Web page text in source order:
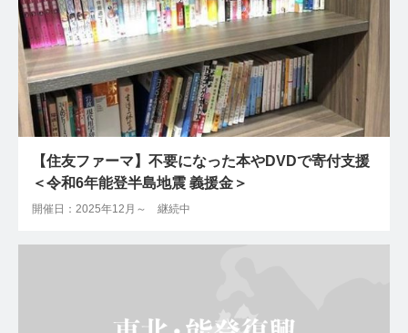
【住友ファーマ】不要になった本やDVDで寄付支援
＜令和6年能登半島地震 義援金＞
開催日：2025年12月～ 継続中